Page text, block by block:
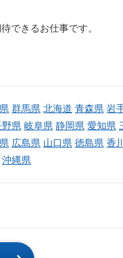
できるお仕事です。
群馬県 北海道 青森県 岩
野県 岐阜県 静岡県 愛知県
広島県 山口県 徳島県 香
沖縄県